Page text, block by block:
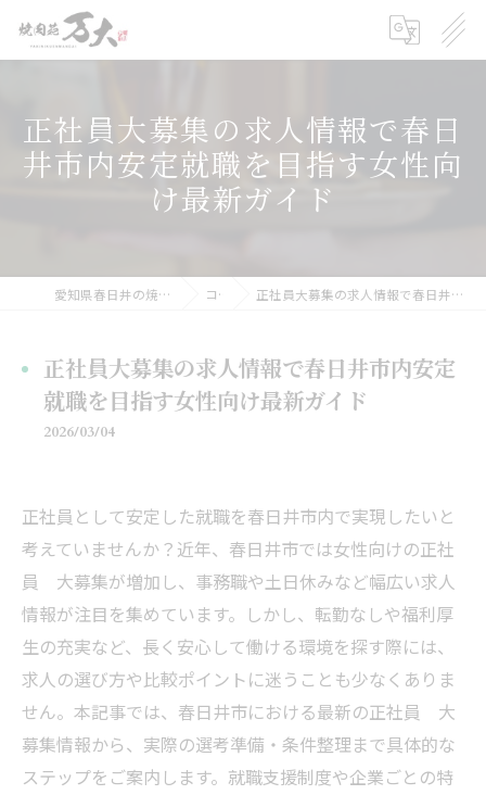
正社員大募集の求人情報で春日
井市内安定就職を目指す女性向
け最新ガイド
愛知県春日井の焼肉の求人なら焼肉苑 万大 コラム 正社員大募集の求人情報で春日井市内安定就職を目指す女性向け最新ガイド
正社員大募集の求人情報で春日井市内安定
就職を目指す女性向け最新ガイド
2026/03/04
正社員として安定した就職を春日井市内で実現したいと
考えていませんか？近年、春日井市では女性向けの正社
員 大募集が増加し、事務職や土日休みなど幅広い求人
情報が注目を集めています。しかし、転勤なしや福利厚
生の充実など、長く安心して働ける環境を探す際には、
求人の選び方や比較ポイントに迷うことも少なくありま
せん。本記事では、春日井市における最新の正社員 大
募集情報から、実際の選考準備・条件整理まで具体的な
ステップをご案内します。就職支援制度や企業ごとの特